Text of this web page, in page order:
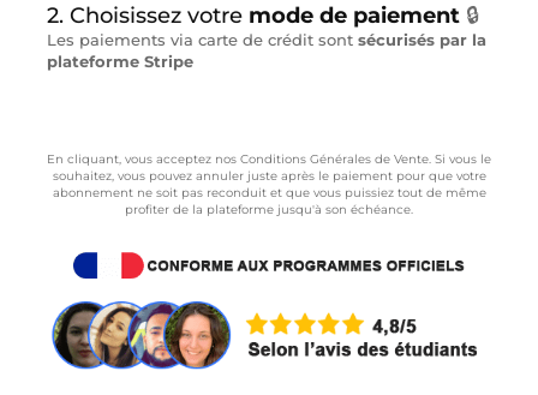
2. Choisissez votre mode de paiement 🔒
Les paiements via carte de crédit sont sécurisés par la
plateforme Stripe
En cliquant, vous acceptez nos Conditions Générales de Vente. Si vous le
souhaitez, vous pouvez annuler juste après le paiement pour que votre
abonnement ne soit pas reconduit et que vous puissiez tout de même
profiter de la plateforme jusqu'à son échéance.